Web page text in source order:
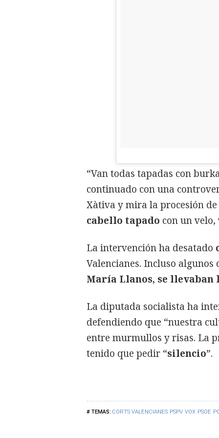
CORTS VALENCIANES PSPV VOX PSOE
“Van todas tapadas con
continuado con una
Xàtiva y mira la procesión
cabello tapado con un
La intervención ha desatado
Valencianes. Incluso
María Llanos, se llevaban
La diputada socialista ha
defendiendo que “nuestra
entre murmullos y risas. La
tenido que pedir “silencio”.